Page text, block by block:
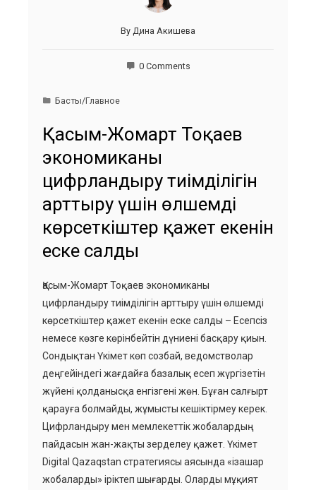
By Дина Акишева
0 Comments
Басты/Главное
Қасым-Жомарт Тоқаев
экономиканы
цифрландыру тиімділігін
арттыру үшін өлшемді
көрсеткіштер қажет екенін
еске салды
Қасым-Жомарт Тоқаев экономиканы
цифрландыру тиімділігін арттыру үшін өлшемді
көрсеткіштер қажет екенін еске салды – Есепсіз
немесе көзге көрінбейтін дүниені басқару қиын.
Сондықтан Үкімет көп созбай, ведомстволар
деңгейіндегі жағдайға базалық есеп жүргізетін
жүйені қолданысқа енгізгені жөн. Бұған салғырт
қарауға болмайды, жұмысты кешіктірмеу керек.
Цифрландыру мен мемлекеттік жобалардың
пайдасын жан-жақты зерделеу қажет. Үкімет
Digital Qazaqstan стратегиясы аясында «ізашар
жобаларды» іріктеп шығарды. Оларды мұқият